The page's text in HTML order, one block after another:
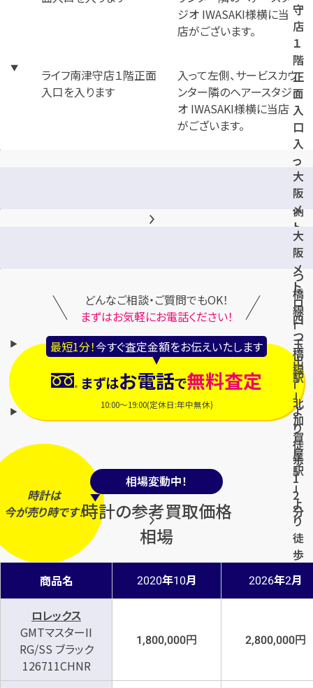
守
店
１
階
正
面
入
口
入
っ
て
左
側
ライフ南津守店１階正面
入口を入ります
入って左側、サービスカウ
ンター隣のヘアースタジ
オ IWASAKI様横に当店
がございます。
大
阪
メ
ト
ロ
四
つ
橋
線
「
玉
出
駅
」
よ
り
徒
歩
1
2
分
大
阪
メ
ト
ロ
四
つ
橋
線
「
北
加
賀
屋
駅
」
よ
り
徒
歩
8
分
どんなご相談・ご質問でもOK！
まずはお気軽にお電話ください！
最短1分！今すぐ査定金額をお伝えいたします
まずはお電話で無料査定
10:00～19:00(定休日:年中無休)
相場変動中！
時計の参考買取価格
相場
時計は
今が売り時です！
商品名 2020年10月 2026年2月
ロレックス
GMTマスターII
RG/SS ブラック
126711CHNR
1,800,000円 2,800,000円